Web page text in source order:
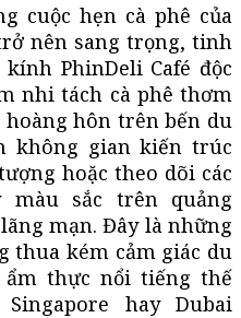
cuộc hẹn cà phê của
nên sang trọng, tinh
PhinDeli Café độc
nhi tách cà phê thơm
hôn trên bến du
không gian kiến trúc
hoặc theo dõi các
sắc trên quảng
mạn. Đây là những
kém cảm giác du
thực nổi tiếng thế
hay Dubai